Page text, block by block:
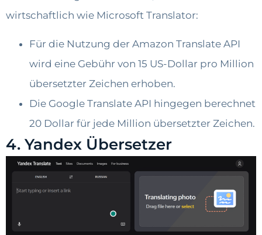
wirtschaftlich wie Microsoft Translator:
Für die Nutzung der Amazon Translate API
wird eine Gebühr von 15 US-Dollar pro Million
übersetzter Zeichen erhoben.
Die Google Translate API hingegen berechnet
20 Dollar für jede Million übersetzter Zeichen.
4. Yandex Übersetzer